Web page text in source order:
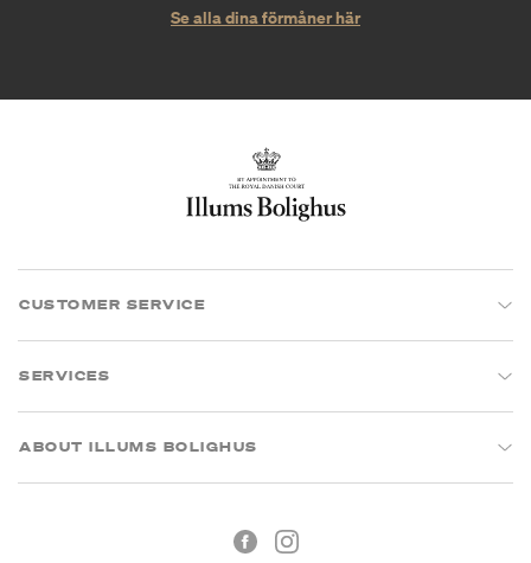
Se alla dina förmåner här
CUSTOMER SERVICE
SERVICES
ABOUT ILLUMS BOLIGHUS